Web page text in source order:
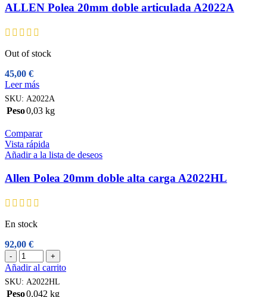
ALLEN Polea 20mm doble articulada A2022A
Out of stock
45,00 €
Leer más
SKU: A2022A
Peso0,03 kg
Comparar
Vista rápida
Añadir a la lista de deseos
Allen Polea 20mm doble alta carga A2022HL
En stock
92,00 €
-
Allen
Polea
doble
+
Añadir al carrito
SKU: A2022HL
Peso0,042 kg